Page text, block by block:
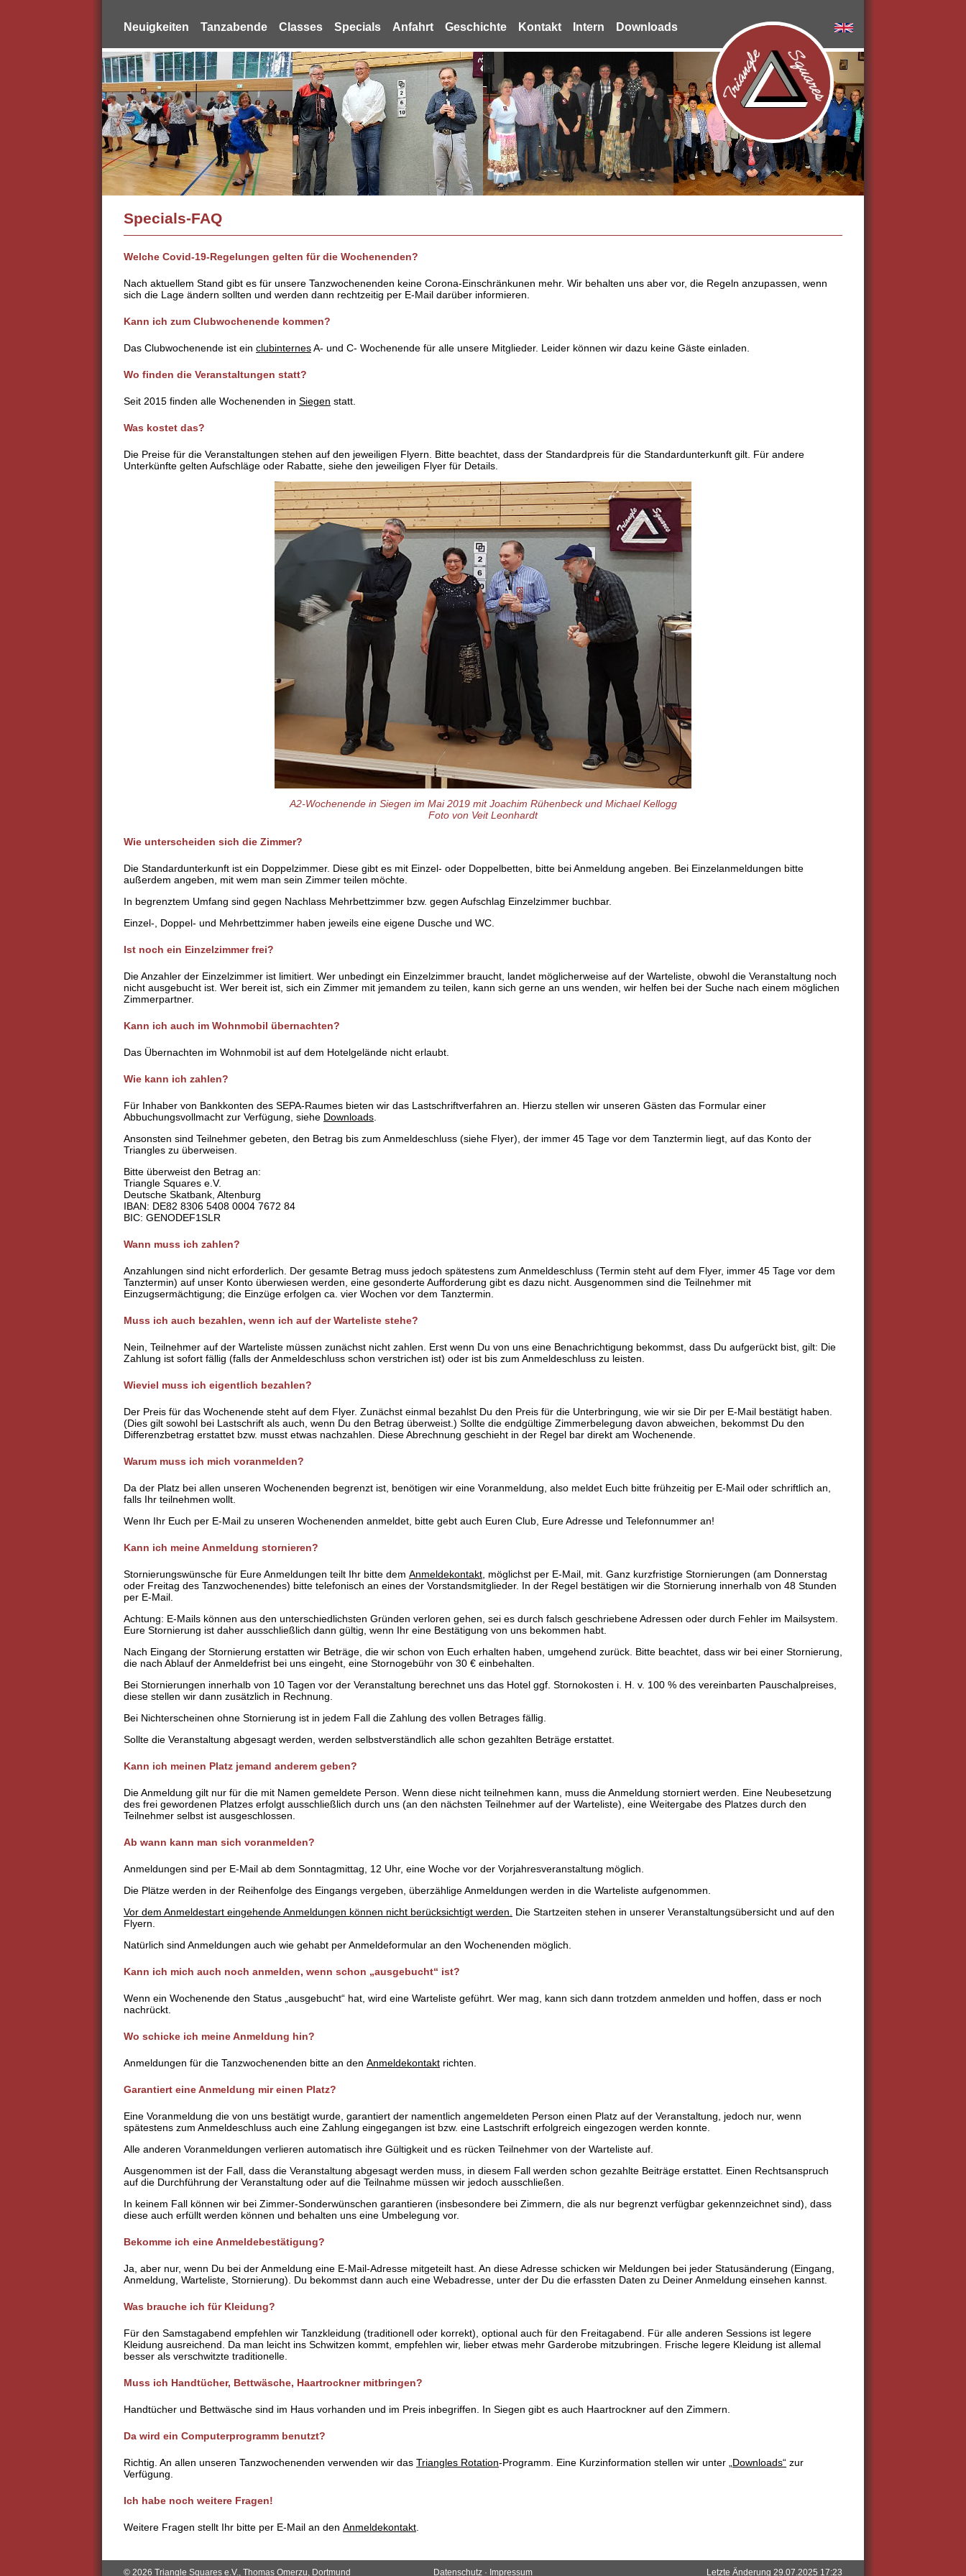
Neuigkeiten Tanzabende Classes Specials Anfahrt Geschichte Kontakt Intern Downloads
Specials-FAQ
Welche Covid-19-Regelungen gelten für die Wochenenden?
Nach aktuellem Stand gibt es für unsere Tanzwochenenden keine Corona-Einschränkunen mehr. Wir behalten uns aber vor, die Regeln anzupassen, wenn
sich die Lage ändern sollten und werden dann rechtzeitig per E-Mail darüber informieren.
Kann ich zum Clubwochenende kommen?
Das Clubwochenende ist ein clubinternesA- und C- Wochenende für alle unsere Mitglieder. Leider können wir dazu keine Gäste einladen.
Wo finden die Veranstaltungen statt?
Seit 2015 finden alle Wochenenden in Siegen statt.
Was kostet das?
Die Preise für die Veranstaltungen stehen auf den jeweiligen Flyern. Bitte beachtet, dass der Standardpreis für die Standardunterkunft gilt. Für andere
Unterkünfte gelten Aufschläge oder Rabatte, siehe den jeweiligen Flyer für Details.
A2-Wochenende in Siegen im Mai 2019 mit Joachim Rühenbeck und Michael Kellogg
Foto von Veit Leonhardt
Wie unterscheiden sich die Zimmer?
Die Standardunterkunft ist ein Doppelzimmer. Diese gibt es mit Einzel- oder Doppelbetten, bitte bei Anmeldung angeben. Bei Einzelanmeldungen bitte
außerdem angeben, mit wem man sein Zimmer teilen möchte.
In begrenztem Umfang sind gegen Nachlass Mehrbettzimmer bzw. gegen Aufschlag Einzelzimmer buchbar.
Einzel-, Doppel- und Mehrbettzimmer haben jeweils eine eigene Dusche und WC.
Ist noch ein Einzelzimmer frei?
Die Anzahler der Einzelzimmer ist limitiert. Wer unbedingt ein Einzelzimmer braucht, landet möglicherweise auf der Warteliste, obwohl die Veranstaltung noch
nicht ausgebucht ist. Wer bereit ist, sich ein Zimmer mit jemandem zu teilen, kann sich gerne an uns wenden, wir helfen bei der Suche nach einem möglichen
Zimmerpartner.
Kann ich auch im Wohnmobil übernachten?
Das Übernachten im Wohnmobil ist auf dem Hotelgelände nicht erlaubt.
Wie kann ich zahlen?
Für Inhaber von Bankkonten des SEPA-Raumes bieten wir das Lastschriftverfahren an. Hierzu stellen wir unseren Gästen das Formular einer
Abbuchungsvollmacht zur Verfügung, siehe Downloads
Ansonsten sind Teilnehmer gebeten, den Betrag bis zum Anmeldeschluss (siehe Flyer), der immer 45 Tage vor dem Tanztermin liegt, auf das Konto der
Triangles zu überweisen.
Bitte überweist den Betrag an:
Triangle Squares e.V.
Deutsche Skatbank, Altenburg
IBAN: DE82 8306 5408 0004 7672 84
BIC: GENODEF1SLR
Wann muss ich zahlen?
Anzahlungen sind nicht erforderlich. Der gesamte Betrag muss jedoch spätestens zum Anmeldeschluss (Termin steht auf dem Flyer, immer 45 Tage vor dem
Tanztermin) auf unser Konto überwiesen werden, eine gesonderte Aufforderung gibt es dazu nicht. Ausgenommen sind die Teilnehmer mit
Einzugsermächtigung; die Einzüge erfolgen ca. vier Wochen vor dem Tanztermin.
Muss ich auch bezahlen, wenn ich auf der Warteliste stehe?
Nein, Teilnehmer auf der Warteliste müssen zunächst nicht zahlen. Erst wenn Du von uns eine Benachrichtigung bekommst, dass Du aufgerückt bist, gilt: Die
Zahlung ist sofort fällig (falls der Anmeldeschluss schon verstrichen ist) oder ist bis zum Anmeldeschluss zu leisten.
Wieviel muss ich eigentlich bezahlen?
Der Preis für das Wochenende steht auf dem Flyer. Zunächst einmal bezahlst Du den Preis für die Unterbringung, wie wir sie Dir per E-Mail bestätigt haben.
(Dies gilt sowohl bei Lastschrift als auch, wenn Du den Betrag überweist.) Sollte die endgültige Zimmerbelegung davon abweichen, bekommst Du den
Differenzbetrag erstattet bzw. musst etwas nachzahlen. Diese Abrechnung geschieht in der Regel bar direkt am Wochenende.
Warum muss ich mich voranmelden?
Da der Platz bei allen unseren Wochenenden begrenzt ist, benötigen wir eine Voranmeldung, also meldet Euch bitte frühzeitig per E-Mail oder schriftlich an,
falls Ihr teilnehmen wollt.
Wenn Ihr Euch per E-Mail zu unseren Wochenenden anmeldet, bitte gebt auch Euren Club, Eure Adresse und Telefonnummer an!
Kann ich meine Anmeldung stornieren?
Stornierungswünsche für Eure Anmeldungen teilt Ihr bitte dem Anmeldekontakt , möglichst per E-Mail, mit. Ganz kurzfristige Stornierungen (am Donnerstag
oder Freitag des Tanzwochenendes) bitte telefonisch an eines der Vorstandsmitglieder. In der Regel bestätigen wir die Stornierung innerhalb von 48 Stunden
per E-Mail.
Achtung: E-Mails können aus den unterschiedlichsten Gründen verloren gehen, sei es durch falsch geschriebene Adressen oder durch Fehler im Mailsystem.
Eure Stornierung ist daher ausschließlich dann gültig, wenn Ihr eine Bestätigung von uns bekommen habt.
Nach Eingang der Stornierung erstatten wir Beträge, die wir schon von Euch erhalten haben, umgehend zurück. Bitte beachtet, dass wir bei einer Stornierung,
die nach Ablauf der Anmeldefrist bei uns eingeht, eine Stornogebühr von 30 € einbehalten.
Bei Stornierungen innerhalb von 10 Tagen vor der Veranstaltung berechnet uns das Hotel ggf. Stornokosten i. H. v. 100 % des vereinbarten Pauschalpreises,
diese stellen wir dann zusätzlich in Rechnung.
Bei Nichterscheinen ohne Stornierung ist in jedem Fall die Zahlung des vollen Betrages fällig.
Sollte die Veranstaltung abgesagt werden, werden selbstverständlich alle schon gezahlten Beträge erstattet.
Kann ich meinen Platz jemand anderem geben?
Die Anmeldung gilt nur für die mit Namen gemeldete Person. Wenn diese nicht teilnehmen kann, muss die Anmeldung storniert werden. Eine Neubesetzung
des frei gewordenen Platzes erfolgt ausschließlich durch uns (an den nächsten Teilnehmer auf der Warteliste), eine Weitergabe des Platzes durch den
Teilnehmer selbst ist ausgeschlossen.
Ab wann kann man sich voranmelden?
Anmeldungen sind per E-Mail ab dem Sonntagmittag, 12 Uhr, eine Woche vor der Vorjahresveranstaltung möglich.
Die Plätze werden in der Reihenfolge des Eingangs vergeben, überzählige Anmeldungen werden in die Warteliste aufgenommen.
Vor dem Anmeldestart eingehende Anmeldungen können nicht berücksichtigt werden.
Die Startzeiten stehen in unserer Veranstaltungsübersicht und auf den
Flyern.
Natürlich sind Anmeldungen auch wie gehabt per Anmeldeformular an den Wochenenden möglich.
Kann ich mich auch noch anmelden, wenn schon „ausgebucht“ ist?
Wenn ein Wochenende den Status „ausgebucht“ hat, wird eine Warteliste geführt. Wer mag, kann sich dann trotzdem anmelden und hoffen, dass er noch
nachrückt.
Wo schicke ich meine Anmeldung hin?
Anmeldungen für die Tanzwochenenden bitte an den Anmeldekontakt richten.
Garantiert eine Anmeldung mir einen Platz?
Eine Voranmeldung die von uns bestätigt wurde, garantiert der namentlich angemeldeten Person einen Platz auf der Veranstaltung, jedoch nur, wenn
spätestens zum Anmeldeschluss auch eine Zahlung eingegangen ist bzw. eine Lastschrift erfolgreich eingezogen werden konnte.
Alle anderen Voranmeldungen verlieren automatisch ihre Gültigkeit und es rücken Teilnehmer von der Warteliste auf.
Ausgenommen ist der Fall, dass die Veranstaltung abgesagt werden muss, in diesem Fall werden schon gezahlte Beiträge erstattet. Einen Rechtsanspruch
auf die Durchführung der Veranstaltung oder auf die Teilnahme müssen wir jedoch ausschließen.
In keinem Fall können wir bei Zimmer-Sonderwünschen garantieren (insbesondere bei Zimmern, die als nur begrenzt verfügbar gekennzeichnet sind), dass
diese auch erfüllt werden können und behalten uns eine Umbelegung vor.
Bekomme ich eine Anmeldebestätigung?
Ja, aber nur, wenn Du bei der Anmeldung eine E-Mail-Adresse mitgeteilt hast. An diese Adresse schicken wir Meldungen bei jeder Statusänderung (Eingang,
Anmeldung, Warteliste, Stornierung). Du bekommst dann auch eine Webadresse, unter der Du die erfassten Daten zu Deiner Anmeldung einsehen kannst.
Was brauche ich für Kleidung?
Für den Samstagabend empfehlen wir Tanzkleidung (traditionell oder korrekt), optional auch für den Freitagabend. Für alle anderen Sessions ist legere
Kleidung ausreichend. Da man leicht ins Schwitzen kommt, empfehlen wir, lieber etwas mehr Garderobe mitzubringen. Frische legere Kleidung ist allemal
besser als verschwitzte traditionelle.
Muss ich Handtücher, Bettwäsche, Haartrockner mitbringen?
Handtücher und Bettwäsche sind im Haus vorhanden und im Preis inbegriffen. In Siegen gibt es auch Haartrockner auf den Zimmern.
Da wird ein Computerprogramm benutzt?
Richtig. An allen unseren Tanzwochenenden verwenden wir das Triangles Rotation-Programm. Eine Kurzinformation stellen wir unter „Downloads“ zur
Verfügung.
Ich habe noch weitere Fragen!
Weitere Fragen stellt Ihr bitte per E-Mail an den Anmeldekontakt
© 2026 Triangle Squares e.V., Thomas Omerzu , Dortmund Datenschutz· Impressum Letzte Änderung 29.07.2025 17:23